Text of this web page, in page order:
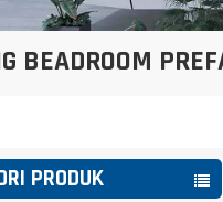
BEADROOM
PRODUK